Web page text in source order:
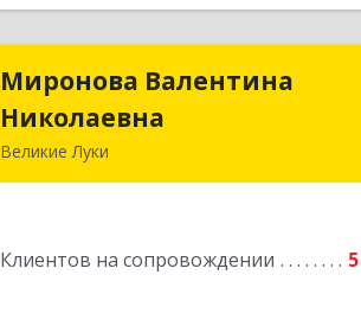
Миронова Валентина
Николаевна
Великие Луки
Клиентов на сопровождении 5
Миронова Валентина